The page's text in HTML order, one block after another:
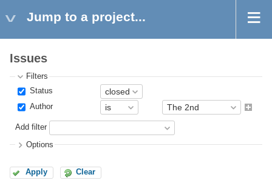
Jump to a project...
Issues
Filters
Status
Author
Add filter
Options
Apply Clear